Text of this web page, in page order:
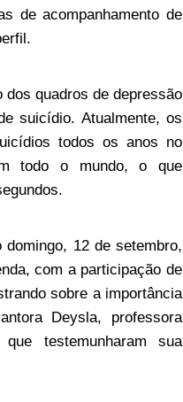
de acompanhamento de
quadros de depressão
suicídio. Atualmente, os
todos os anos no
todo o mundo, o que
12 de setembro,
com a participação de
sobre a importância
Deysla, professora
testemunharam sua